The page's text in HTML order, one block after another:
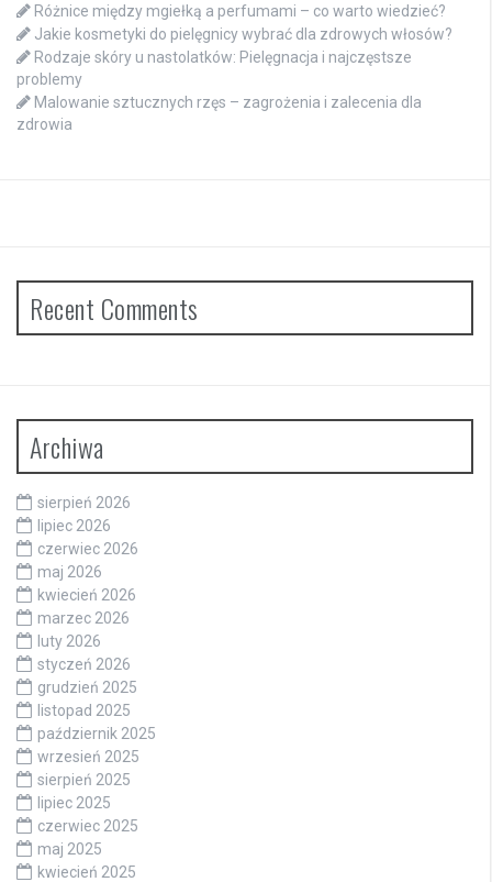
Różnice między mgiełką a perfumami – co warto wiedzieć?
Jakie kosmetyki do pielęgnicy wybrać dla zdrowych włosów?
Rodzaje skóry u nastolatków: Pielęgnacja i najczęstsze
problemy
Malowanie sztucznych rzęs – zagrożenia i zalecenia dla
zdrowia
Recent Comments
Archiwa
sierpień 2026
lipiec 2026
czerwiec 2026
maj 2026
kwiecień 2026
marzec 2026
luty 2026
styczeń 2026
grudzień 2025
listopad 2025
październik 2025
wrzesień 2025
sierpień 2025
lipiec 2025
czerwiec 2025
maj 2025
kwiecień 2025